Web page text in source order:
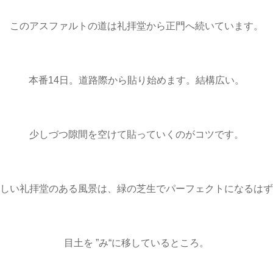
このアスファルトの道は礼拝堂から正門へ続いています。
本番14日。道路際から貼り始めます。結構広い。
少しづつ隙間を空けて貼っていくのがコツです。
い礼拝堂のある風景は、緑の芝生でパーフェクトになるは
目土を ”み“に移しているところ。